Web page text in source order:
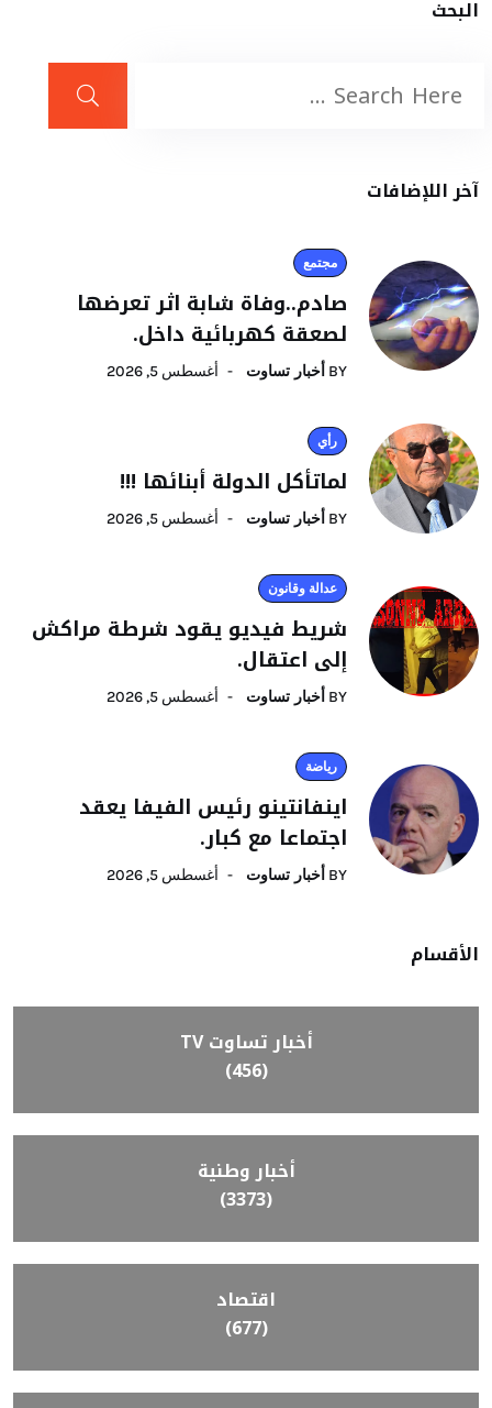
البحث
آخر اللإضافات
مجتمع
صادم..وفاة شابة اثر تعرضها
لصعقة كهربائية داخل.
BY أخبار تساوت أغسطس 5, 2026
رأي
لماتأكل الدولة أبنائها !!!
BY أخبار تساوت أغسطس 5, 2026
عدالة وقانون
شريط فيديو يقود شرطة مراكش
إلى اعتقال.
BY أخبار تساوت أغسطس 5, 2026
رياضة
اينفانتينو رئيس الفيفا يعقد
اجتماعا مع كبار.
BY أخبار تساوت أغسطس 5, 2026
الأقسام
أخبار تساوت TV
(456)
أخبار وطنية
(3373)
اقتصاد
(677)